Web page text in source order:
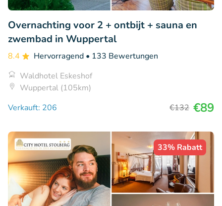
Overnachting voor 2 + ontbijt + sauna en
zwembad in Wuppertal
8.4 Hervorragend • 133 Bewertungen
Waldhotel Eskeshof
Wuppertal (105km)
Verkauft: 206
€132 €89
33% Rabatt